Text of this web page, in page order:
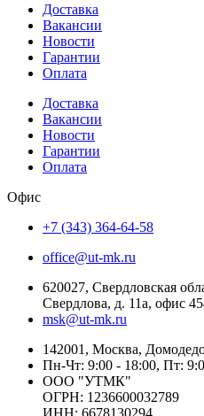
Доставка
Вакансии
Новости
Гарантии
Оплата
Доставка
Вакансии
Новости
Гарантии
Оплата
Офис
+7 (343) 364-64-58
office@ut-mk.ru
620027, Свердловская
Свердлова, д. 11а, офис
msk@ut-mk.ru
142001, Москва,
Пн-Чт: 9:00 - 18:00, Пт:
ООО "УТМК"
ОГРН: 1236600032789
ИНН: 6678130294